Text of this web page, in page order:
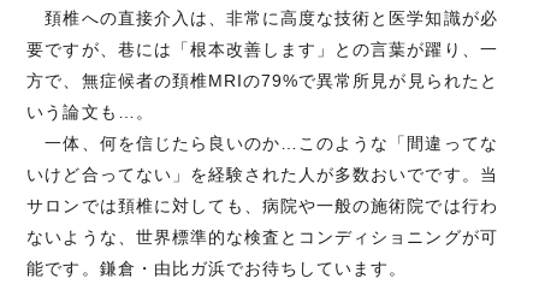
頚椎への直接介入は、非常に高度な技術と医学知識が必
要ですが、巷には「根本改善します」との言葉が躍り、一
方で、無症候者の頚椎MRIの79%で異常所見が見られたと
いう論文も…。
一体、何を信じたら良いのか…このような「間違ってな
いけど合ってない」を経験された人が多数おいでです。当
サロンでは頚椎に対しても、病院や一般の施術院では行わ
ないような、世界標準的な検査とコンディショニングが可
能です。鎌倉・由比ガ浜でお待ちしています。